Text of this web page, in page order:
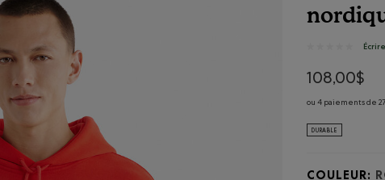
3,5 sur 5
pour
Athlétisme
108,00$
ou 4 paiements de
DURABLE
COULEUR: